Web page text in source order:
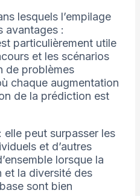
lesquels l’empilage
avantages :
particulièrement utile
et les scénarios
de problèmes
chaque augmentation
de la prédiction est
elle peut surpasser les
et d’autres
lorsque la
et la diversité des
sont bien